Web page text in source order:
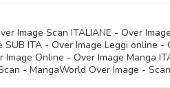
Image Scan ITALIANE - Over
SUB ITA - Over Image Leggi online
Image Online - Over Image Manga
- MangaWorld Over Image -